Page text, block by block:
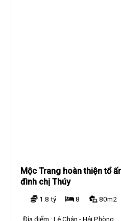
Mộc Trang hoàn thiện tổ
đình chị Thúy
1.8 tỷ 8 80m2
Địa điểm :Lê Chân - Hải Phòng